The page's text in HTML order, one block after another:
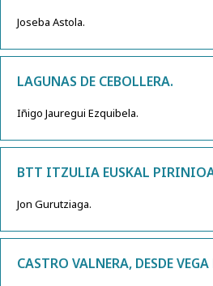
Joseba Astola.
LAGUNAS DE CEBOLLERA.
Iñigo Jauregui Ezquibela.
BTT ITZULIA EUSKAL
Jon Gurutziaga.
CASTRO VALNERA, DESDE VEGA